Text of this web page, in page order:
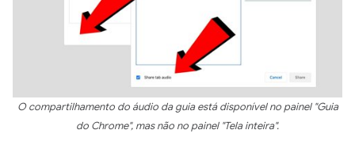
O compartilhamento do áudio da guia está disponível no painel "Guia
do Chrome", mas não no painel "Tela inteira".